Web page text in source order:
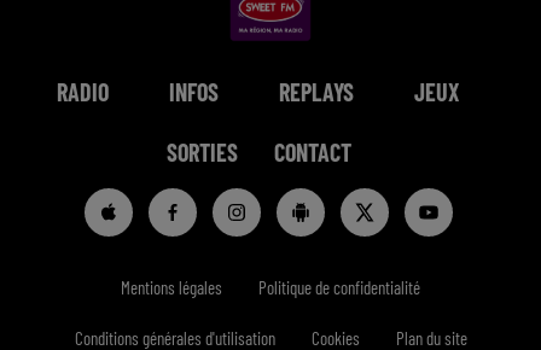
RADIO INFOS REPLAYS JEUX
SORTIES CONTACT
Mentions légales Politique de confidentialité
Conditions générales d'utilisation Cookies Plan du site